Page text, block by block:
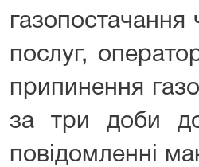
газопостачання
послуг,
припинення
за три доби
повідомленні